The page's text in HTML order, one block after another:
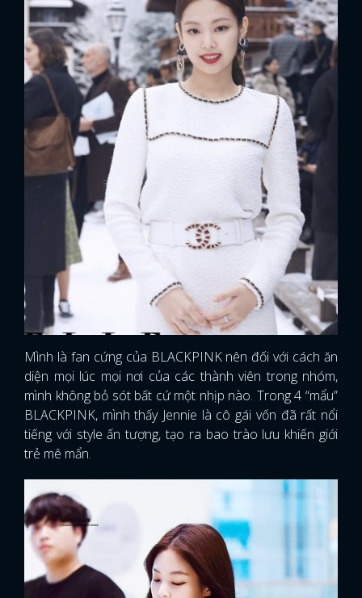
Mình là fan cứng của BLACKPINK nên đối với cách ăn
diện mọi lúc mọi nơi của các thành viên trong nhóm,
mình không bỏ sót bất cứ một nhịp nào. Trong 4 “mẩu”
BLACKPINK, mình thấy Jennie là cô gái vốn đã rất nổi
tiếng với style ấn tượng, tạo ra bao trào lưu khiến giới
trẻ mê mẩn.